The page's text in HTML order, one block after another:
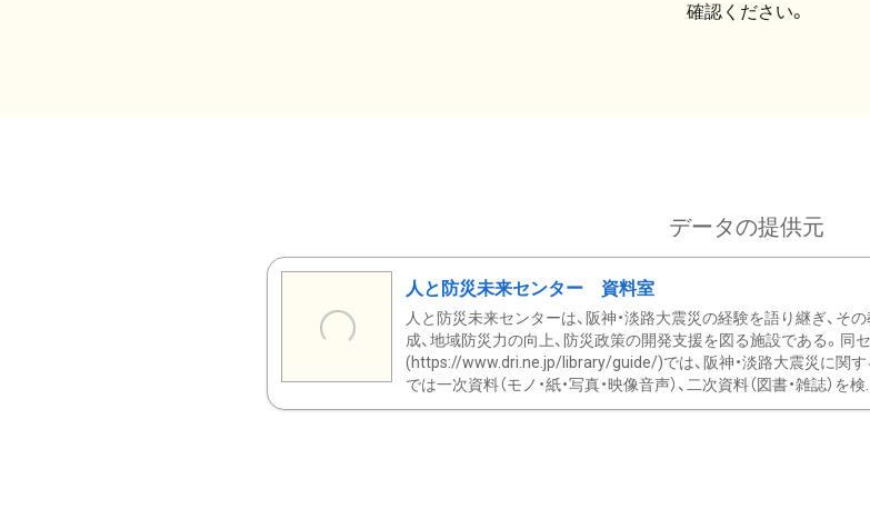
確認ください。
データの提供元
人と防災未来センター 資料室
人と防災未来センターは、阪神・淡路大震災の経験を語り継ぎ、そ
成、地域防災力の向上、防災政策の開発支援を図る施設である。同
(https://www.dri.ne.jp/library/guide/)では、阪神・淡路大震災に関す
では一次資料（モノ・紙・写真・映像音声）、二次資料（図書・雑誌）を検...